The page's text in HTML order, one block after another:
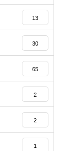
13
30
65
2
2
1